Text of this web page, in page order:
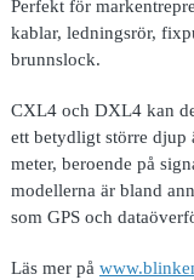
Perfekt för
kablar, ledningsrör,
brunnslock.
CXL4 och DXL4 kan
ett betydligt större
meter, beroende på
modellerna är bland
som GPS och
Läs mer på